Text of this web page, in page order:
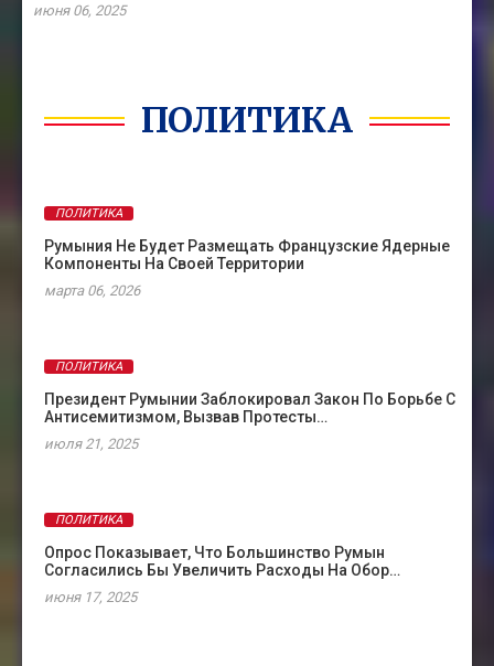
июня 06, 2025
ПОЛИТИКА
ПОЛИТИКА
Румыния Не Будет Размещать Французские Ядерные
Компоненты На Своей Территории
марта 06, 2026
ПОЛИТИКА
Президент Румынии Заблокировал Закон По Борьбе С
Антисемитизмом, Вызвав Протесты…
июля 21, 2025
ПОЛИТИКА
Опрос Показывает, Что Большинство Румын
Согласились Бы Увеличить Расходы На Обор…
июня 17, 2025